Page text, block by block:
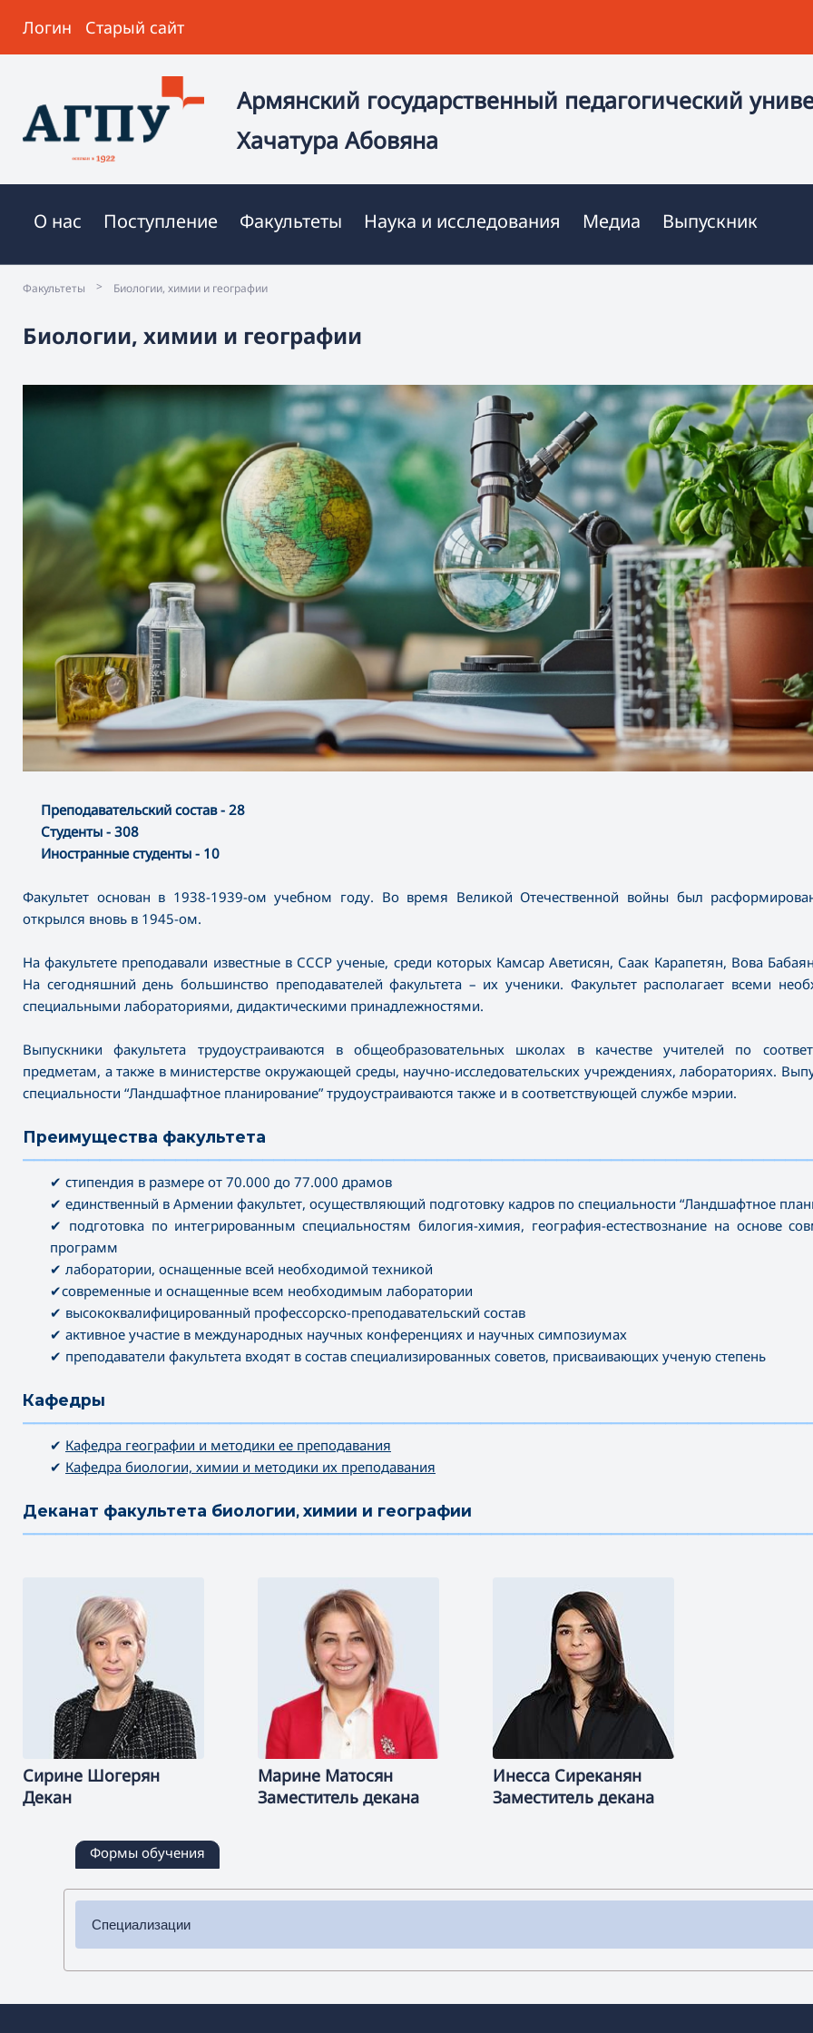
Логин Старый сайт
Армянский государственный педагогический
Хачатура Абовяна
О нас Поступление Факультеты Наука и исследования Медиа Выпускник
Факультеты > Биологии, химии и географии
Биологии, химии и географии
Преподавательский состав - 28
Студенты - 308
Иностранные студенты - 10
Факультет основан в 1938-1939-ом учебном году. Во время Великой Отечественной войны был
открылся вновь в 1945-ом.
На факультете преподавали известные в СССР ученые, среди которых Камсар Аветисян, Саак Карапетян, Вова
На сегодняшний день большинство преподавателей факультета – их ученики. Факультет располагает всеми
специальными лабораториями, дидактическими принадлежностями.
Выпускники факультета трудоустраиваются в общеобразовательных школах в качестве учителей по
предметам, а также в министерстве окружающей среды, научно-исследовательских учреждениях, лабораториях.
специальности “Ландшафтное планирование” трудоустраиваются также и в соответствующей службе мэрии.
Преимущества факультета
————————————————————————————————————————————————————————————————————————
✔ стипендия в размере от 70.000 до 77.000 драмов
✔ единственный в Армении факультет, осуществляющий подготовку кадров по специальности “Ландшафтное
✔ подготовка по интегрированным специальностям билогия-химия, география-естествознание на основе
программ
✔ лаборатории, оснащенные всей необходимой техникой
✔современные и оснащенные всем необходимым лаборатории
✔ высококвалифицированный профессорско-преподавательский состав
✔ активное участие в международных научных конференциях и научных симпозиумах
✔ преподаватели факультета входят в состав специализированных советов, присваивающих ученую степень
Кафедры
————————————————————————————————————————————————————————————————————————
✔ Кафедра географии и методики ее преподавания
✔ Кафедра биологии, химии и методики их преподавания
Деканат факультета биологии, химии и географии
————————————————————————————————————————————————————————————————————————
Сирине Шогерян
Декан
Марине Матосян
Заместитель декана
Инесса Сиреканян
Заместитель декана
Формы обучения
Специализации
✔ Бакалавриат